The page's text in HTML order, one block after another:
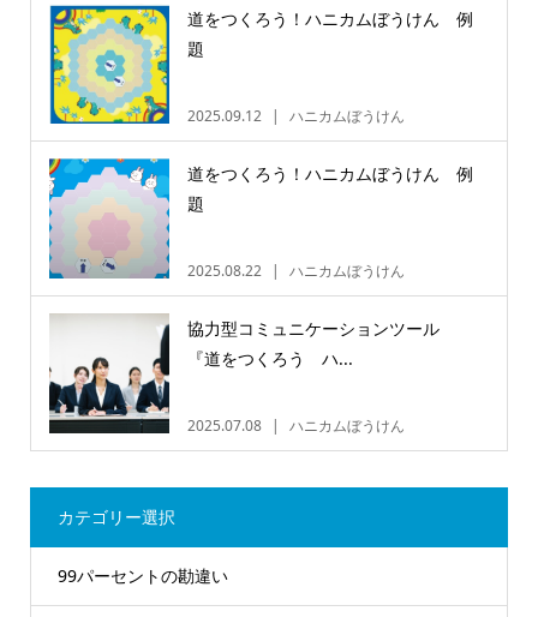
道をつくろう！ハニカムぼうけん 例
題
2025.09.12 ハニカムぼうけん
道をつくろう！ハニカムぼうけん 例
題
2025.08.22 ハニカムぼうけん
協力型コミュニケーションツール
『道をつくろう ハ...
2025.07.08 ハニカムぼうけん
カテゴリー選択
99パーセントの勘違い